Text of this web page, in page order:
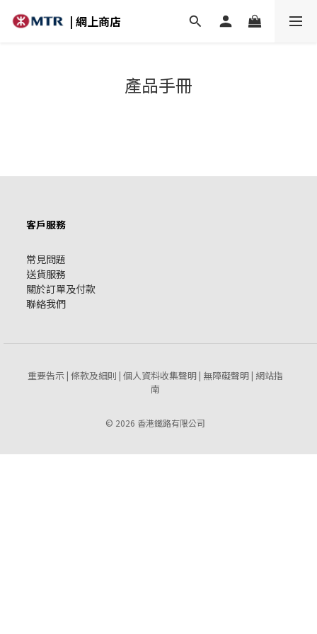
| 網上商店
產品手冊
客戶服務
常見問題
送貨服務
關於訂單及付款
聯絡我們
重要告示| 條款及細則 | 個人資料收集聲明| 無障礙聲明| 網站指
南
© 2026 香港鐵路有限公司